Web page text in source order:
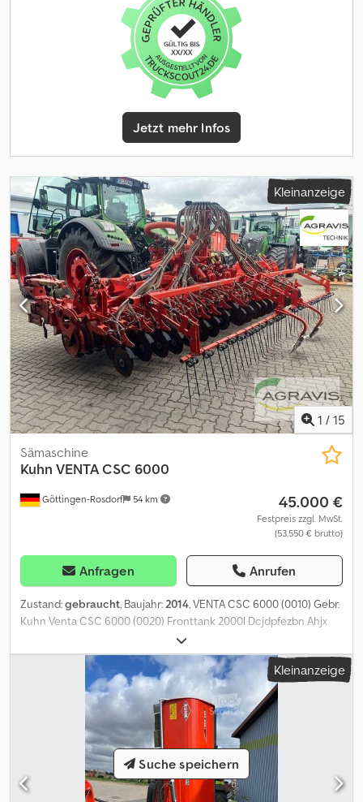
Jetzt mehr Infos
Kleinanzeige
1 / 15
Göttingen-Rosdorf 54 km
Sämaschine
Kuhn VENTA CSC 6000
45.000 €
Festpreis zzgl. MwSt.
(53.550 € brutto)
Anfragen Anrufen
Zustand:gebraucht, Baujahr:2014, VENTA CSC 6000 (0010) Gebr.
Kuhn Venta CSC 6000 (0020) Fronttank 2000l Dcjdpfezbn Ahjx
Anvsk (0030) Kreiselegge 6 m klappbar (0040) Scheibenschare 40
x (0050) Beleuchtung (0060) Bedienterminal (0070) Spuranreißer
(0080) Zwischenreifenpacker (0090) Reihenabstand = 15 cm
(0100) Vorauflaufmarkierung (0110) Stahlpackerwalze (0120) km-
Stand / BtrStd.: 3360 ha
Kleinanzeige
Suche speichern